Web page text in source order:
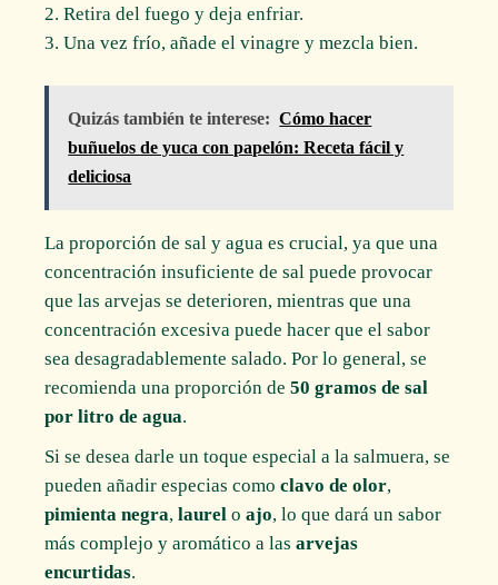
Retira del fuego y deja enfriar.
Una vez frío, añade el vinagre y mezcla bien.
Quizás también te interese: Cómo hacer
buñuelos de yuca con papelón: Receta fácil y
deliciosa
La proporción de sal y agua es crucial, ya que una
concentración insuficiente de sal puede provocar
que las arvejas se deterioren, mientras que una
concentración excesiva puede hacer que el sabor
sea desagradablemente salado. Por lo general, se
recomienda una proporción de50 gramos de sal
por litro de agua.
Si se desea darle un toque especial a la salmuera, se
pueden añadir especias comoclavo de olor,
pimienta negra,laurel oajo, lo que dará un sabor
más complejo y aromático a lasarvejas
encurtidas.